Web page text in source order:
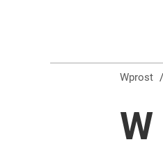
Olbrychski napisał
Wprost /